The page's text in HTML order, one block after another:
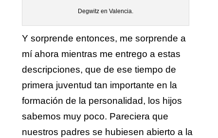
Degwitz en Valencia.
Y sorprende entonces, me sorprende a
mí ahora mientras me entrego a estas
descripciones, que de ese tiempo de
primera juventud tan importante en la
formación de la personalidad, los hijos
sabemos muy poco. Pareciera que
nuestros padres se hubiesen abierto a la